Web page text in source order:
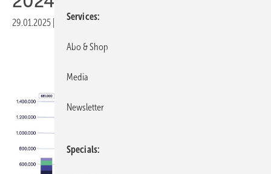
29.01.2025 Druckvorschau
Services
Abo & Shop
Media
Newsletter
Specials